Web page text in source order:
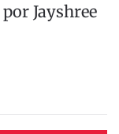
Jayshree